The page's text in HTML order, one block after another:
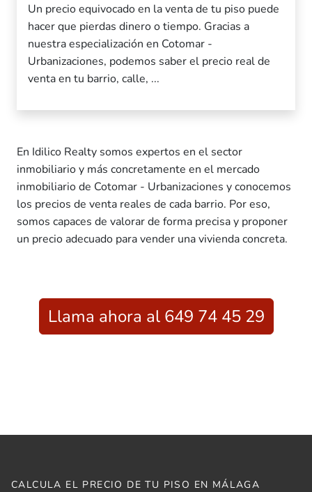
Un precio equivocado en la venta de tu piso puede
hacer que pierdas dinero o tiempo. Gracias a
nuestra especialización en Cotomar -
Urbanizaciones, podemos saber el precio real de
venta en tu barrio, calle, ...
En Idilico Realty somos expertos en el sector
inmobiliario y más concretamente en el mercado
inmobiliario de Cotomar - Urbanizaciones y conocemos
los precios de venta reales de cada barrio. Por eso,
somos capaces de valorar de forma precisa y proponer
un precio adecuado para vender una vivienda concreta.
Llama ahora al 649 74 45 29
CALCULA EL PRECIO DE TU PISO EN MÁLAGA